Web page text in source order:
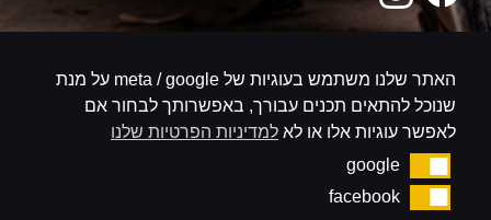
האתר שלנו משתמש בעוגיות של meta / google על מנת
שנוכל להתאים תכנים עבורך, באפשרותך לבחור אם
לאפשר עוגיות אלו או לא למדיניות הפרטיות שלנו
google
google
facebook
facebook